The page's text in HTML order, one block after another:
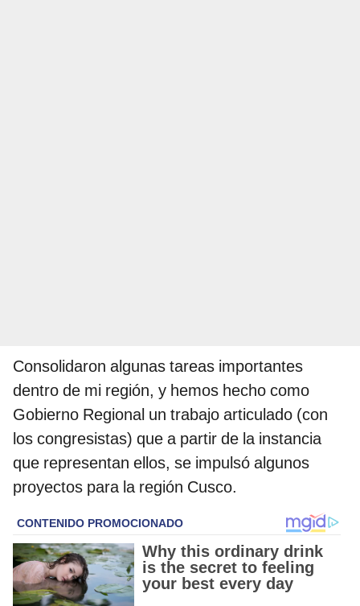
Consolidaron algunas tareas importantes
dentro de mi región, y hemos hecho como
Gobierno Regional un trabajo articulado (con
los congresistas) que a partir de la instancia
que representan ellos, se impulsó algunos
proyectos para la región Cusco.